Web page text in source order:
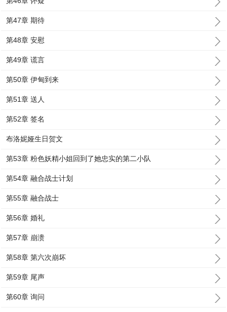
第47章 期待
第48章 安慰
第49章 谎言
第50章 伊甸到来
第51章 送人
第52章 签名
布洛妮娅生日贺文
第53章 粉色妖精小姐回到了她忠实的第二小队
第54章 融合战士计划
第55章 融合战士
第56章 婚礼
第57章 崩溃
第58章 第六次崩坏
第59章 尾声
第60章 询问